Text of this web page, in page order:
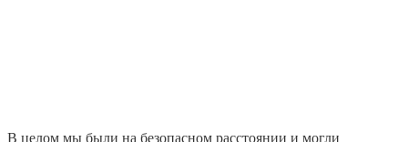
В целом мы были на безопасном расстоянии и могли